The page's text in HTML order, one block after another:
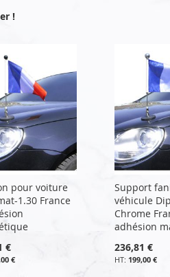
!
pour voiture
1.30 France
€
€
Support
véhicule
Chrome
adhésion
236,81 €
199,00 €